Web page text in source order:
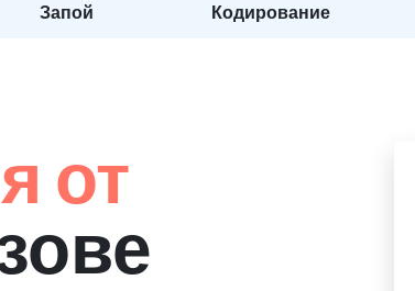
Запой Кодирование
от